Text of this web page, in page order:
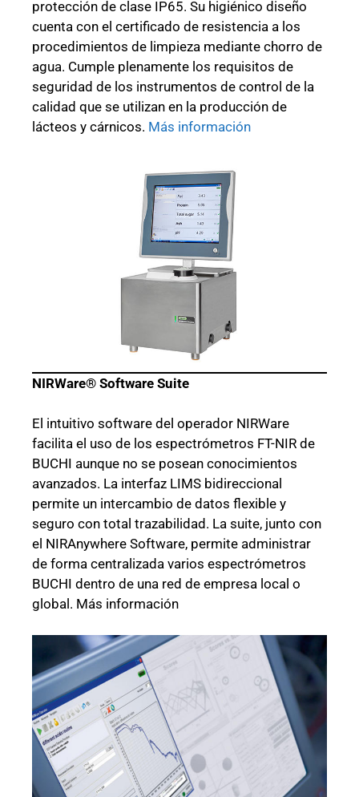
protección de clase IP65. Su higiénico diseño
cuenta con el certificado de resistencia a los
procedimientos de limpieza mediante chorro de
agua. Cumple plenamente los requisitos de
seguridad de los instrumentos de control de la
calidad que se utilizan en la producción de
lácteos y cárnicos. Más información
NIRWare® Software Suite
El intuitivo software del operador NIRWare
facilita el uso de los espectrómetros FT-NIR de
BUCHI aunque no se posean conocimientos
avanzados. La interfaz LIMS bidireccional
permite un intercambio de datos flexible y
seguro con total trazabilidad. La suite, junto con
el NIRAnywhere Software, permite administrar
de forma centralizada varios espectrómetros
BUCHI dentro de una red de empresa local o
global. Más información